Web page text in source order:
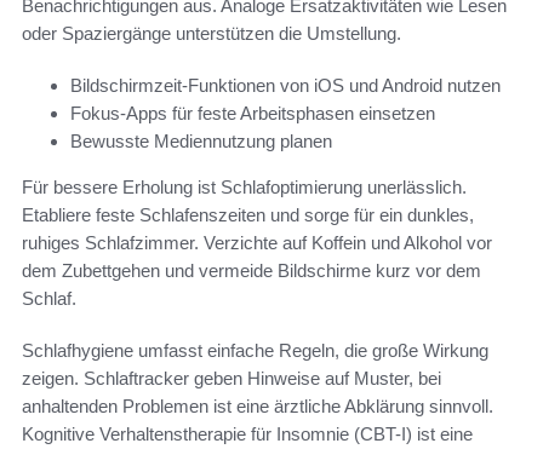
Benachrichtigungen aus. Analoge Ersatzaktivitäten wie Lesen
oder Spaziergänge unterstützen die Umstellung.
Bildschirmzeit-Funktionen von iOS und Android nutzen
Fokus-Apps für feste Arbeitsphasen einsetzen
Bewusste Mediennutzung planen
Für bessere Erholung ist Schlafoptimierung unerlässlich.
Etabliere feste Schlafenszeiten und sorge für ein dunkles,
ruhiges Schlafzimmer. Verzichte auf Koffein und Alkohol vor
dem Zubettgehen und vermeide Bildschirme kurz vor dem
Schlaf.
Schlafhygiene umfasst einfache Regeln, die große Wirkung
zeigen. Schlaftracker geben Hinweise auf Muster, bei
anhaltenden Problemen ist eine ärztliche Abklärung sinnvoll.
Kognitive Verhaltenstherapie für Insomnie (CBT-I) ist eine